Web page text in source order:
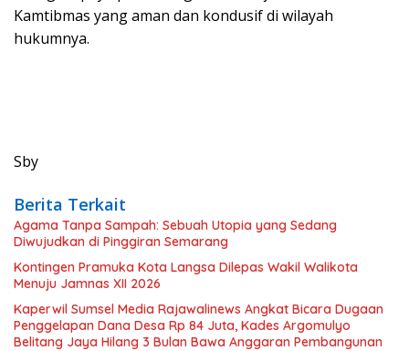
Kamtibmas yang aman dan kondusif di wilayah
hukumnya.
Sby
Berita Terkait
Agama Tanpa Sampah: Sebuah Utopia yang Sedang
Diwujudkan di Pinggiran Semarang
Kontingen Pramuka Kota Langsa Dilepas Wakil Walikota
Menuju Jamnas XII 2026
Kaperwil Sumsel Media Rajawalinews Angkat Bicara Dugaan
Penggelapan Dana Desa Rp 84 Juta, Kades Argomulyo
Belitang Jaya Hilang 3 Bulan Bawa Anggaran Pembangunan